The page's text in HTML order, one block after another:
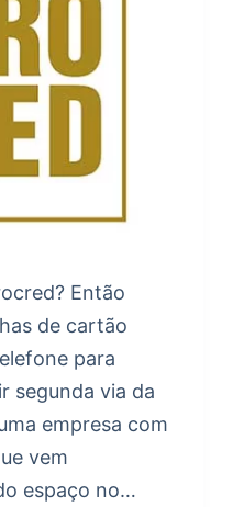
Então
de cartão
para
segunda via da
empresa com
vem
espaço no…